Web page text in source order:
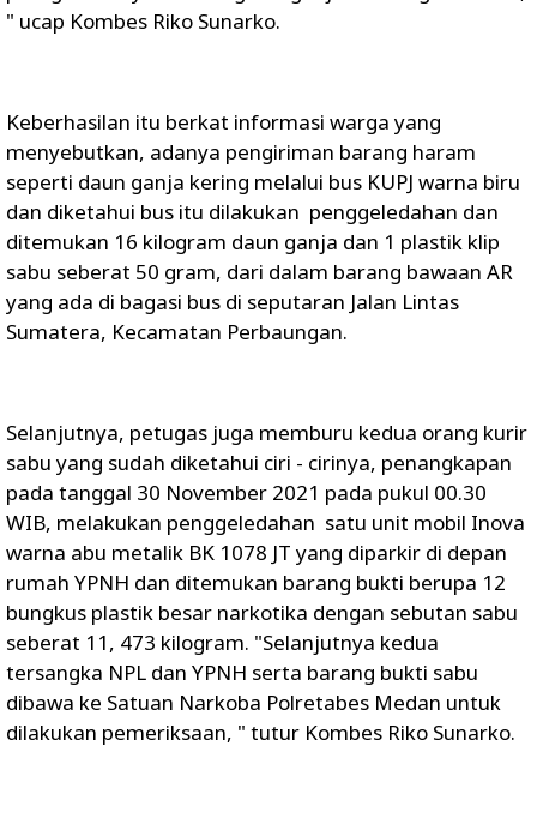
" ucap Kombes Riko Sunarko.
Keberhasilan itu berkat informasi warga yang
menyebutkan, adanya pengiriman barang haram
seperti daun ganja kering melalui bus KUPJ warna biru
dan diketahui bus itu dilakukan penggeledahan dan
ditemukan 16 kilogram daun ganja dan 1 plastik klip
sabu seberat 50 gram, dari dalam barang bawaan AR
yang ada di bagasi bus di seputaran Jalan Lintas
Sumatera, Kecamatan Perbaungan.
Selanjutnya, petugas juga memburu kedua orang kurir
sabu yang sudah diketahui ciri - cirinya, penangkapan
pada tanggal 30 November 2021 pada pukul 00.30
WIB, melakukan penggeledahan satu unit mobil Inova
warna abu metalik BK 1078 JT yang diparkir di depan
rumah YPNH dan ditemukan barang bukti berupa 12
bungkus plastik besar narkotika dengan sebutan sabu
seberat 11, 473 kilogram. "Selanjutnya kedua
tersangka NPL dan YPNH serta barang bukti sabu
dibawa ke Satuan Narkoba Polretabes Medan untuk
dilakukan pemeriksaan, " tutur Kombes Riko Sunarko.